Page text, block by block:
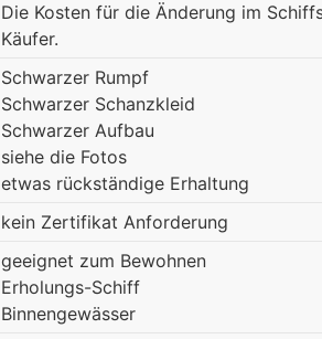
Die Kosten für die Änderung im
Käufer.
Schwarzer Rumpf
Schwarzer Schanzkleid
Schwarzer Aufbau
siehe die Fotos
etwas rückständige Erhaltung
kein Zertifikat Anforderung
geeignet zum Bewohnen
Erholungs-Schiff
Binnengewässer